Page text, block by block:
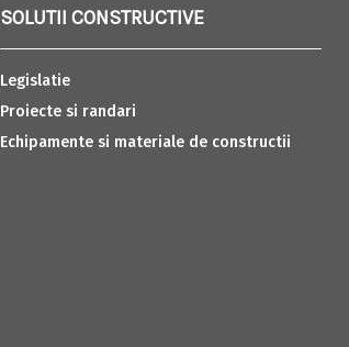
SOLUTII CONSTRUCTIVE
Legislatie
Proiecte si randari
Echipamente si materiale de constructii